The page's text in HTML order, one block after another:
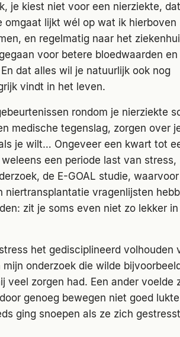
je kiest niet voor een nierziekte,
omgaat lijkt wél op wat ik hierboven
en regelmatig naar het
voor betere bloedwaarden en
dat alles wil je natuurlijk ook nog
vindt in het leven.
rondom je nierziekte
medische tegenslag, zorgen over
je wilt… Ongeveer een kwart tot
een periode last van stress,
de E-GOAL studie, waarvoor
vragenlijsten
zit je soms even niet zo lekker in
het gedisciplineerd volhouden
onderzoek die wilde bijvoorbeeld
veel zorgen had. Een ander voelde
genoeg bewegen niet goed
ging snoepen als ze zich gestresst